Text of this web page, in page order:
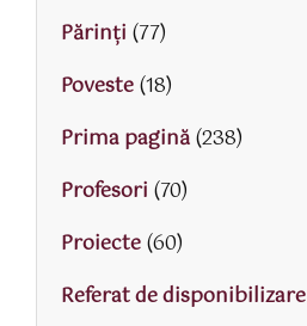
Părinţi (77)
Poveste(18)
Prima pagină(238)
Profesori (70)
Proiecte(60)
Referat de disponibilizare